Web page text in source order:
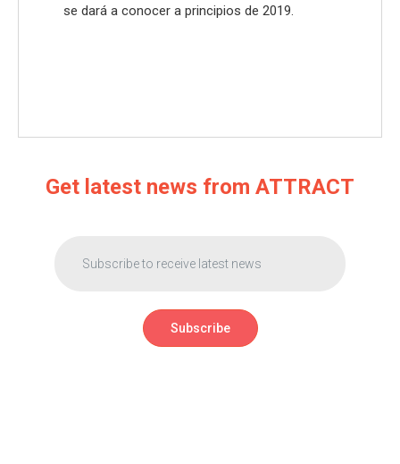
se dará a conocer a principios de 2019.
Get latest news from ATTRACT